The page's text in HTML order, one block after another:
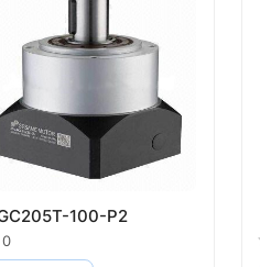
100-P2
0